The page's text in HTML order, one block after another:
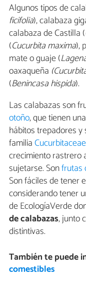
Algunos tipos de
ficifolia), calabaza
calabaza de Castilla (
(Cucurbita maxima),
mate o guaje (
oaxaqueña
(Benincasa hispida).
Las calabazas son
otoño, que tienen
hábitos trepadores
familia
crecimiento rastrero
sujetarse. Sonfrutas
Son fáciles de tener
considerando tener
de EcologíaVerde
de calabazas, junto
distintivas.
También te puede
comestibles